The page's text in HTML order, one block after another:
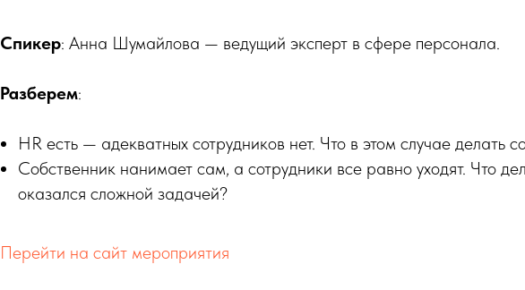
Спикер: Анна Шумайлова — ведущий эксперт в сфере персонала.
Разберем:
HR есть — адекватных сотрудников нет. Что в этом случае делать
Собственник нанимает сам, а сотрудники все равно уходят. Что
оказался сложной задачей?
Перейти на сайт мероприятия